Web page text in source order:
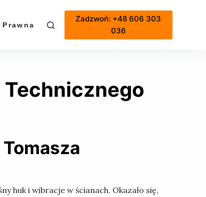
Prawna Cennik
Zadzwoń: +48 606 303
036
Technicznego
huk i wibracje w ścianach. Okazało się,